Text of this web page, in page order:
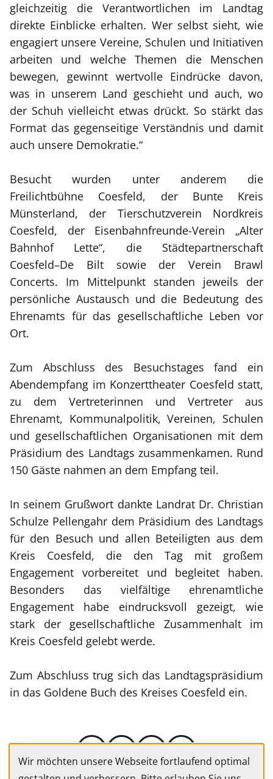
gleichzeitig die Verantwortlichen im Landtag
direkte Einblicke erhalten. Wer selbst sieht, wie
engagiert unsere Vereine, Schulen und Initiativen
arbeiten und welche Themen die Menschen
bewegen, gewinnt wertvolle Eindrücke davon,
was in unserem Land geschieht und auch, wo
der Schuh vielleicht etwas drückt. So stärkt das
Format das gegenseitige Verständnis und damit
auch unsere Demokratie.“
Besucht wurden unter anderem die
Freilichtbühne Coesfeld, der Bunte Kreis
Münsterland, der Tierschutzverein Nordkreis
Coesfeld, der Eisenbahnfreunde-Verein „Alter
Bahnhof Lette“, die Städtepartnerschaft
Coesfeld–De Bilt sowie der Verein Brawl
Concerts. Im Mittelpunkt standen jeweils der
persönliche Austausch und die Bedeutung des
Ehrenamts für das gesellschaftliche Leben vor
Ort.
Zum Abschluss des Besuchstages fand ein
Abendempfang im Konzerttheater Coesfeld statt,
zu dem Vertreterinnen und Vertreter aus
Ehrenamt, Kommunalpolitik, Vereinen, Schulen
und gesellschaftlichen Organisationen mit dem
Präsidium des Landtags zusammenkamen. Rund
150 Gäste nahmen an dem Empfang teil.
In seinem Grußwort dankte Landrat Dr. Christian
Schulze Pellengahr dem Präsidium des Landtags
für den Besuch und allen Beteiligten aus dem
Kreis Coesfeld, die den Tag mit großem
Engagement vorbereitet und begleitet haben.
Besonders das vielfältige ehrenamtliche
Engagement habe eindrucksvoll gezeigt, wie
stark der gesellschaftliche Zusammenhalt im
Kreis Coesfeld gelebt werde.
Zum Abschluss trug sich das Landtagspräsidium
in das Goldene Buch des Kreises Coesfeld ein.
Wir möchten unsere Webseite fortlaufend optimal